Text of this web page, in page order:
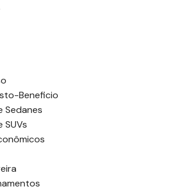
Beneficio
Sedanes